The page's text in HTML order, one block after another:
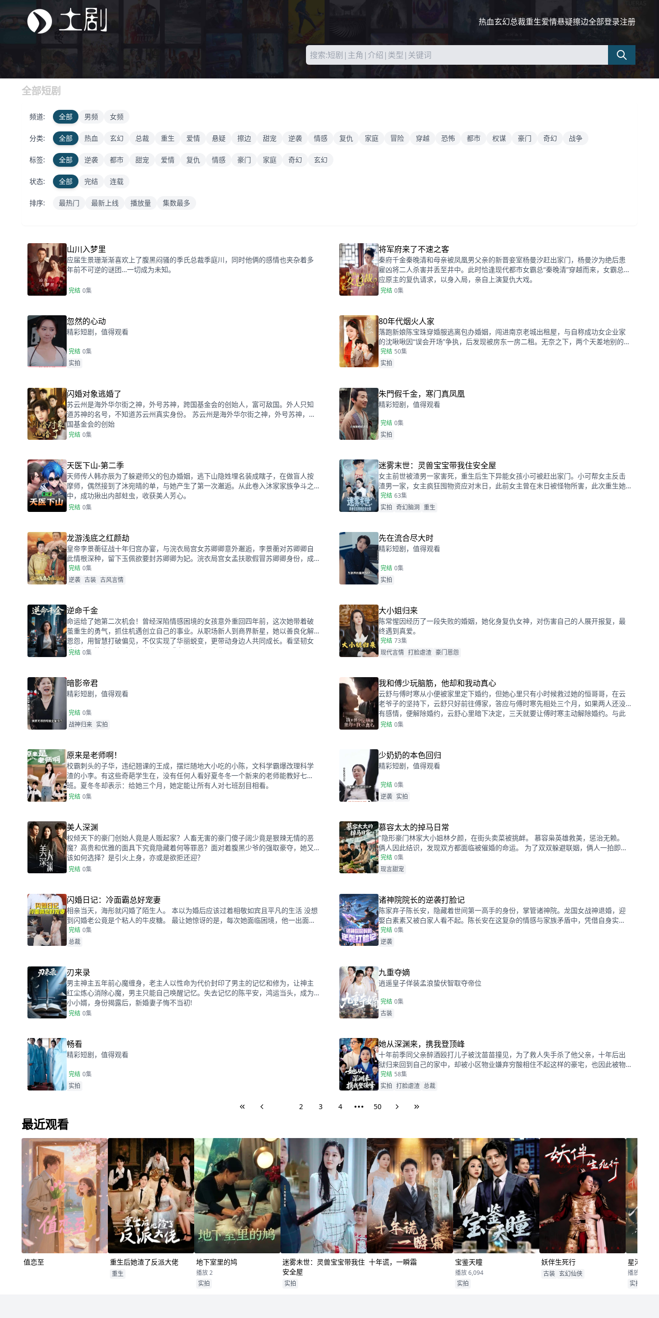
热血玄幻总裁重生爱情悬疑擦边全部登录注册
全部短剧
频道: 全部 男频 女频
分类: 全部 热血 玄幻 总裁 重生 爱情 悬疑 擦边 甜宠 逆袭 情感 复仇 家庭 冒险 穿越 恐怖 都市 权谋 豪门 奇幻 战争
标签: 全部 逆袭 都市 甜宠 爱情 复仇 情感 豪门 家庭 奇幻 玄幻
状态: 全部 完结 连载
排序: 最热门 最新上线 播放量 集数最多
山川入梦里
应届生景珊渐渐喜欢上了腹黑闷骚的季氏总裁季庭川，同时他俩的感情也夹杂着多
年前不可逆的谜团…一切成为未知。
完结 0集
将军府来了不速之客
秦府千金秦晚清和母亲被凤凰男父亲的新晋妾室杨曼汐赶出家门，杨曼汐为绝后患
雇凶将二人杀害并丢至井中。此时恰逢现代都市女霸总“秦晚清”穿越而来，女霸总答
应原主的复仇请求，以身入局，亲自上演复仇大戏。
完结 0集
忽然的心动
精彩短剧，值得观看
完结 0集
实拍
80年代烟火人家
落跑新娘陈宝珠穿婚服逃离包办婚姻，闯进南京老城出租屋，与自称成功女企业家
的沈啾啾因“误会开场”争执，后发现被房东一房二租。无奈之下，两个天差地别的女
人开启同居生活。面对困境与压力，她们从饭馆打工、跳蚤市场创业，一路踩坑，
最终不再逃避，学会直面自我、接纳彼此，踏上成长之旅~
完结 50集
实拍
闪婚对象逃婚了
苏云州是海外华尔街之神，外号苏神，跨国基金会的创始人，富可敌国。外人只知
道苏神的名号，不知道苏云州真实身份。 苏云州是海外华尔街之神，外号苏神，跨
国基金会的创始
完结 0集
朱門假千金，寒门真凤凰
精彩短剧，值得观看
完结 0集
实拍
天医下山-第二季
天师传人韩亦辰为了躲避师父的包办婚姻，逃下山隐姓埋名装成瞎子，在做盲人按
摩师，偶然接到了沐宛晴的单，与她产生了第一次邂逅。从此卷入沐家家族争斗之
中，成功揪出内部蛀虫，收获美人芳心。
完结 0集
迷雾末世：灵兽宝宝带我住安全屋
女主前世被渣男一家害死，重生后生下异能女孩小可被赶出家门。小可帮女主反击
渣男一家，女主疯狂囤物资应对末日，此前女主曾在末日被怪物所害，此次重生她
要改变命运。
完结 63集
实拍 奇幻脑洞 重生
龙游浅底之红颜劫
皇帝李景蘅征战十年归宫办宴，与浣衣局宫女苏卿卿意外邂逅，李景蘅对苏卿卿自
此情根深种，留下玉佩欲要封苏卿卿为妃。浣衣局宫女孟扶歌假冒苏卿卿身份，成
为丽妃。阴差阳错下，苏卿卿与李景蘅偶遇，二人感情升温。孟扶歌却误将大夏皇
帝李景蘅认成侍卫，以治理后宫为由，欲严惩李景蘅，李景蘅亮明身份却遭孟扶歌
完结 0集
逆袭 古装 古风言情
先在流合尽大时
精彩短剧，值得观看
完结 0集
实拍
逆命千金
命运给了她第二次机会！曾经深陷情感困境的女孩意外重回四年前，这次她带着破
茧重生的勇气，抓住机遇创立自己的事业。从职场新人到商界新星，她以善良化解
恩怨，用智慧打破偏见，不仅实现了华丽蜕变，更带动身边人共同成长。看坚韧女
性如何用热血与真诚，在事业与情感中闯出光明人生！
完结 0集
大小姐归来
陈常惺因经历了一段失败的婚姻，她化身复仇女神，对伤害自己的人展开报复，最
终遇到真爱。
完结 73集
现代言情 打脸虐渣 豪门恩怨
暗影帝君
精彩短剧，值得观看
完结 0集
战神归来 实拍
我和傅少玩脑筋，他却和我动真心
云舒与傅时寒从小便被家里定下婚约，但她心里只有小时候救过她的恒哥哥，在云
老爷子的坚持下，云舒只好前往傅家，答应与傅时寒先相处三个月，如果两人还没
有感情，便解除婚约，云舒心里暗下决定，三天就要让傅时寒主动解除婚约。与此
同时，云舒发现，傅时寒的心里也同样有一个儿时的白月光......
完结 0集
原来是老师啊！
校霸刺头的子华，违纪翘课的王成，摆烂随地大小吃的小陈，文科学霸爆改理科学
渣的小李。有这些奇葩学生在，没有任何人看好夏冬冬一个新来的老师能教好七
班。夏冬冬却表示：给她三个月，她定能让所有人对七班刮目相看。
完结 0集
少奶奶的本色回归
精彩短剧，值得观看
完结 0集
逆袭 实拍
美人深渊
权倾天下的豪门创始人竟是人贩起家？人畜无害的豪门傻子阔少竟是狠辣无情的恶
魔？高贵和优雅的面具下究竟隐藏着何等罪恶？面对着腹黑少爷的强取豪夺，她又
该如何选择？是引火上身，亦或是欲拒还迎？
完结 0集
慕容太太的掉马日常
"隐形豪门林家大小姐林夕颜，在街头卖菜被挑衅。 慕容枭英雄救美，惩治无赖。
俩人因此结识，发现双方都面临被催婚的命运。 为了双双躲避联姻，俩人一拍即
合，迅速领证。 没想到结婚后，她的闪婚老公惊喜不断。"
完结 0集
现言甜宠
闪婚日记：冷面霸总好宠妻
相亲当天，海彤就闪婚了陌生人。 本以为婚后应该过着相敬如宾且平凡的生活 没想
到闪婚老公竟是个粘人的牛皮糖。 最让她惊讶的是，每次她面临困境，他一出面，
所有的事情都能迎刃而解。 等到她追问时，他总是说运气好， 直到有一天，她看了
莞城千亿首富因为宠妻而出名的采访，惊讶地发现千亿首富竟然和她老公长得一模
完结 0集
总裁
诸神院院长的逆袭打脸记
陈家弃子陈长安，隐藏着世间第一高手的身份，掌管诸神院。龙国女战神退婚，迎
娶白素素又被白家人看不起。陈长安在这复杂的情感与家族矛盾中，凭借自身实
力，在退婚、婚约等纷争里，强势打脸，将各大家族踩在脚下，完成从弃子到王者
的华丽转身 。
完结 0集
逆袭
刃来录
男主神主五年前心魔缠身，老主人以性命为代价封印了男主的记忆和修为，让神主
红尘炼心消除心魔，男主只能自己唤醒记忆。失去记忆的陈平安，鸿运当头，成为
小小婿，身份揭露后，新婚妻子悔不当初!
完结 0集
九重夺嫡
逍遥皇子佯装孟浪蛰伏智取夺帝位
完结 0集
古装
畅看
精彩短剧，值得观看
完结 0集
实拍
她从深渊来，携我登顶峰
十年前季同父亲醉酒殴打儿子被沈苗苗撞见，为了救人失手杀了他父亲，十年后出
狱归来回到自己的家中，却被小区物业嫌弃穷酸相住不起这样的豪宅，也因此被物
业经理，老板娘等人的殴打侮辱，可阴差阳错自己的房子却被大伯两口子霸占着，
还告知众人她竟是劳改犯！当被赶出家门的时候意外撞见了一直等他的季同！
完结 58集
实拍 打脸虐渣 总裁
2 3 4 50
最近观看
值恋至 重生后她渣了反派大佬
重生
地下室里的鸠
播放 2
实拍
迷雾未世：灵兽宝宝带我住
安全屋
实拍
十年谎，一瞬霜 宝鉴天瞳
播放 6,094
实拍
妖伴生死行
古装 玄幻仙侠
星河织梦
播放 15
实拍